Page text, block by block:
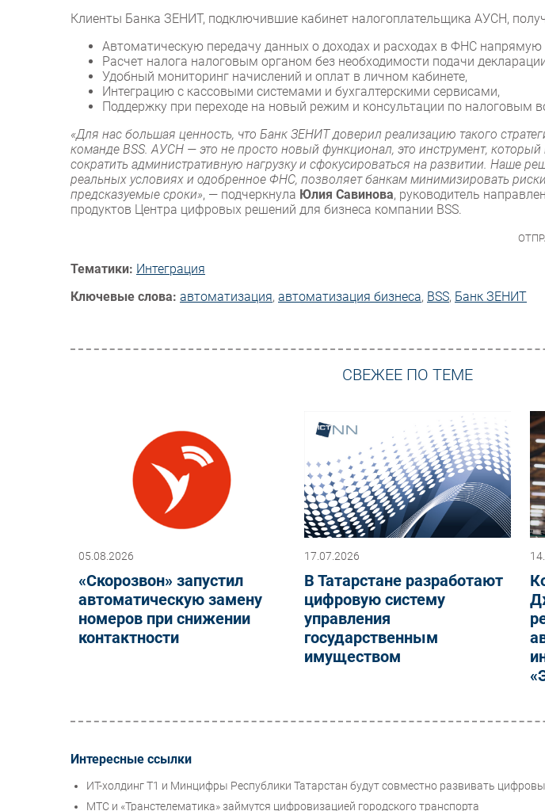
Клиенты Банка ЗЕНИТ, подключившие кабинет налогоплательщика АУСН,
Автоматическую передачу данных о доходах и расходах в ФНС
Расчет налога налоговым органом без необходимости подачи
Удобный мониторинг начислений и оплат в личном кабинете,
Интеграцию с кассовыми системами и бухгалтерскими сервисами,
Поддержку при переходе на новый режим и консультации по налоговым
«Для нас большая ценность, что Банк ЗЕНИТ доверил реализацию такого
команде BSS. АУСН — это не просто новый функционал, это инструмент,
сократить административную нагрузку и сфокусироваться на развитии. Наше
реальных условиях и одобренное ФНС, позволяет банкам минимизировать
предсказуемые сроки», — подчеркнула Юлия Савинова, руководитель
продуктов Центра цифровых решений для бизнеса компании BSS.
Тематики: Интеграция
Ключевые слова: автоматизация, автоматизация бизнеса, BSS, Банк ЗЕНИТ
СВЕЖЕЕ ПО ТЕМЕ
05.08.2026
«Скорозвон» запустил
автоматическую замену
номеров при снижении
контактности
17.07.2026
В Татарстане разработают
цифровую систему
управления
государственным
имуществом
Интересные ссылки
ИТ-холдинг Т1 и Минцифры Республики Татарстан будут совместно развивать
МТС и «Транстелематика» займутся цифровизацией городского транспорта